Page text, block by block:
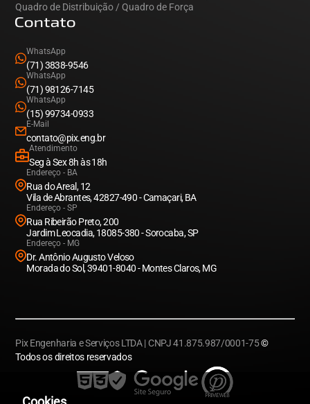
Quadro de Distribuição / Quadro de Força
Contato
WhatsApp
(71) 3838-9546
WhatsApp
(71) 98126-7145
WhatsApp
(15) 99734-0933
E-Mail
contato@pix.eng.br
Atendimento
Seg à Sex 8h às 18h
Endereço - BA
Rua do Areal, 12
Vila de Abrantes, 42827-490 - Camaçari, BA
Endereço - SP
Rua Ribeirão Preto, 200
Jardim Leocadia, 18085-380 - Sorocaba, SP
Endereço - MG
Dr. Antônio Augusto Veloso
Morada do Sol, 39401-8040 - Montes Claros, MG
Pix Engenharia e Serviços LTDA | CNPJ 41.875.987/0001-75©
Todos os direitos reservados